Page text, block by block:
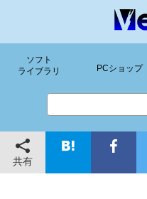
ソフト
ライブラリ
PCショップ
共有